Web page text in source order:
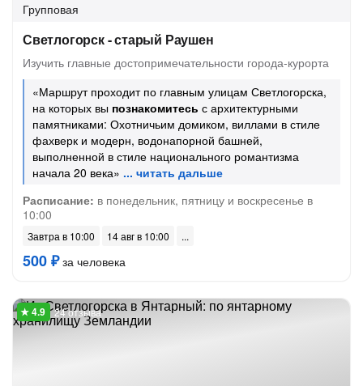
Групповая
Светлогорск - старый Раушен
Изучить главные достопримечательности города-курорта
«Маршрут проходит по главным улицам Светлогорска,
на которых вы познакомитесь с архитектурными
памятниками: Охотничьим домиком, виллами в стиле
фахверк и модерн, водонапорной башней,
выполненной в стиле национального романтизма
начала 20 века»
Расписание: в понедельник, пятницу и воскресенье в
10:00
Завтра в 10:00 14 авг в 10:00
500 ₽за человека
24 отзыва